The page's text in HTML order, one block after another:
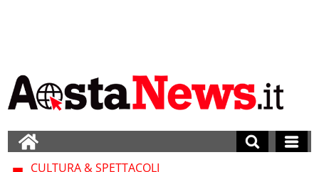
CULTURA & SPETTACOLI